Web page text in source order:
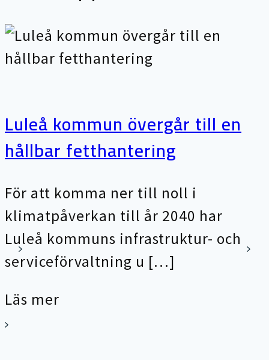
Luleå kommun övergår till en
hållbar fetthantering
För att komma ner till noll i
klimatpåverkan till år 2040 har
Luleå kommuns infrastruktur- och
serviceförvaltning u […]
Läs mer